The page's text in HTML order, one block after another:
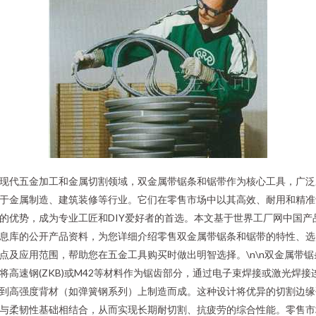
代五金加工和金属切割领域，双金属带锯条和锯带作为核心工具，广
金属制造、建筑装修等行业。它们在零售市场中以其高效、耐用和精
优势，成为专业工匠和DIY爱好者的首选。本文基于世界工厂网中国产
库的公开产品资料，为您详细介绍零售双金属带锯条和锯带的特性、
及应用范围，帮助您在五金工具购买时做出明智选择。\n\n双金属带锯
高速钢(ZKB)或M42等材料作为锯齿部分，通过电子束焊接或激光焊接
高强度背材（如弹簧钢系列）上制造而成。这种设计将优异的切割边
柔韧性基础相结合，从而实现长期耐切割、抗疲劳的综合性能。零售